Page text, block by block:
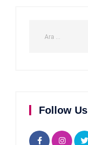
Follow Us